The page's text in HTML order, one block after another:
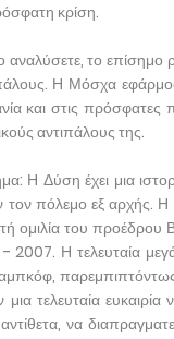
κρίση.
το επίσημο
Η Μόσχα
και στις πρόσφατες
αντιπάλους της.
Η Δύση έχει μια
πόλεμο εξ αρχής. Η
ομιλία του προέδρου
2007. Η τελευταία
τελευταία ευκαιρία
να